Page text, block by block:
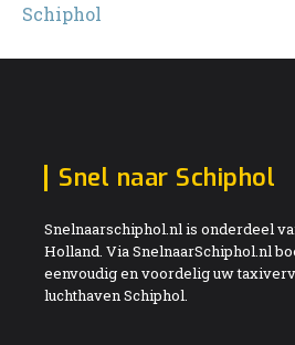
Schiphol
Snel naar Schiphol
Snelnaarschiphol.nl is onderdeel
Holland. Via SnelnaarSchiphol.nl
eenvoudig en voordelig uw
luchthaven Schiphol.